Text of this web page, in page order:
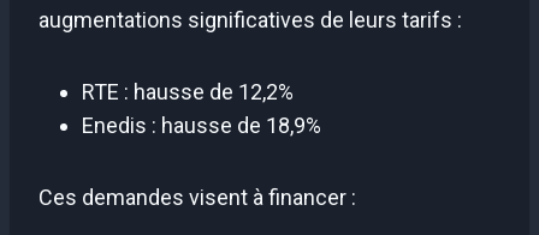
augmentations significatives de leurs tarifs :
RTE : hausse de 12,2%
Enedis : hausse de 18,9%
Ces demandes visent à financer :